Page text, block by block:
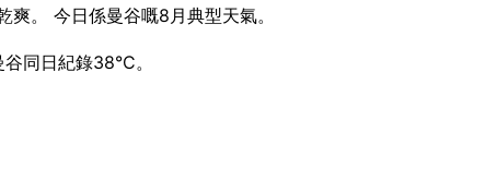
。 今日係曼谷嘅8月典型天氣。
同日紀錄38°C。